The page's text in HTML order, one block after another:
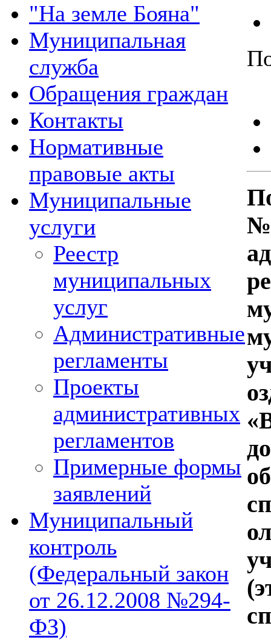
"На земле Бояна"
Муниципальная
служба
Обращения граждан
Контакты
Нормативные
правовые акты
Муниципальные
услуги
Реестр
муниципальных
услуг
Административные
регламенты
Проекты
административных
регламентов
Примерные формы
заявлений
Муниципальный
контроль
(Федеральный закон
от 26.12.2008 №294-
ФЗ)